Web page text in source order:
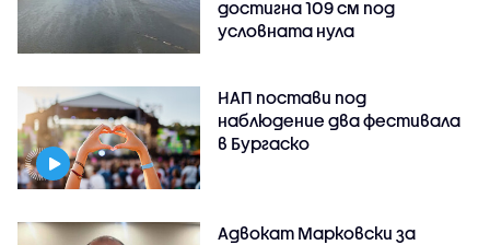
достигна 109 см под
условната нула
НАП постави под
наблюдение два фестивала
в Бургаско
Адвокат Марковски за